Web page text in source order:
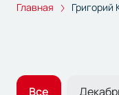
Главная
Все